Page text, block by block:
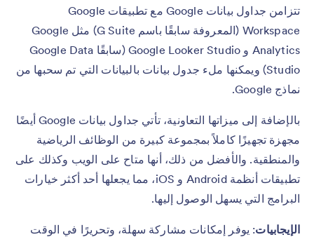
تتزامن جداول بيانات Google مع تطبيقات Google
Workspace (المعروفة سابقًا باسم G Suite) مثل Google
Analytics و Google Looker Studio (سابقًا Google Data
Studio) ويمكنها ملء جدول بيانات بالبيانات التي تم سحبها من
نماذج Google.
بالإضافة إلى ميزاتها التعاونية، تأتي جداول بيانات Google أيضًا
مجهزة تجهيزًا كاملاً بمجموعة كبيرة من الوظائف الرياضية
والمنطقية. والأفضل من ذلك، أنها متاح على الويب وكذلك على
تطبيقات أنظمة Android و iOS، مما يجعلها أحد أكثر خيارات
البرامج التي يسهل الوصول إليها.
الإيجابيات: يوفر إمكانات مشاركة سهلة، وتحريرًا في الوقت